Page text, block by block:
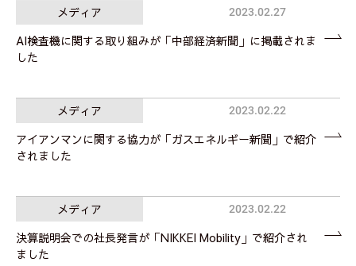
メディア
AI検査機に関する取り組みが「中部経済新聞」に掲載されま
した
2023.02.27
メディア
アイアンマンに関する協力が「ガスエネルギー新聞」で紹介
されました
2023.02.22
メディア
決算説明会での社長発言が「NIKKEI Mobility」で紹介され
ました
2023.02.22